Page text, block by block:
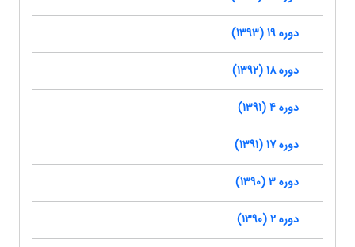
دوره 19 (1393)
دوره 18 (1392)
دوره 4 (1391)
دوره 17 (1391)
دوره 3 (1390)
دوره 2 (1390)